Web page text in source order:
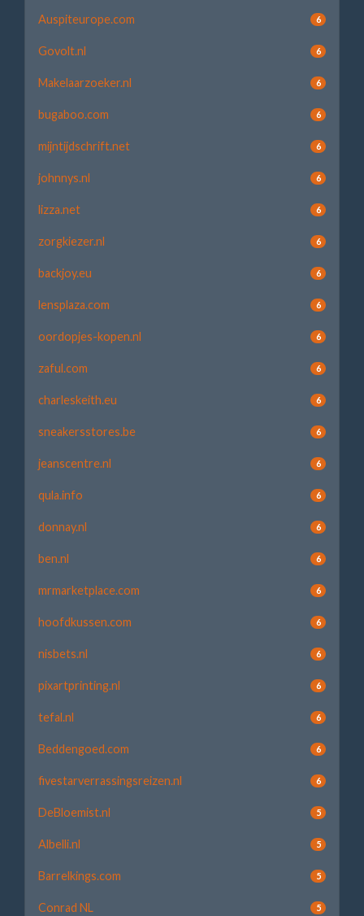
Auspiteurope.com 6
Govolt.nl 6
Makelaarzoeker.nl 6
bugaboo.com 6
mijntijdschrift.net 6
johnnys.nl 6
lizza.net 6
zorgkiezer.nl 6
backjoy.eu 6
lensplaza.com 6
oordopjes-kopen.nl 6
zaful.com 6
charleskeith.eu 6
sneakersstores.be 6
jeanscentre.nl 6
qula.info 6
donnay.nl 6
ben.nl 6
mrmarketplace.com 6
hoofdkussen.com 6
nisbets.nl 6
pixartprinting.nl 6
tefal.nl 6
Beddengoed.com 6
fivestarverrassingsreizen.nl 6
DeBloemist.nl 5
Albelli.nl 5
Barrelkings.com 5
Conrad NL 5